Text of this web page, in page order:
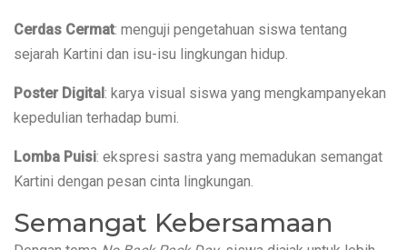
Cerdas Cermat: menguji pengetahuan siswa tentang
sejarah Kartini dan isu-isu lingkungan hidup.
Poster Digital : karya visual siswa yang mengkampanyekan
kepedulian terhadap bumi.
Lomba Puisi: ekspresi sastra yang memadukan semangat
Kartini dengan pesan cinta lingkungan.
Semangat Kebersamaan